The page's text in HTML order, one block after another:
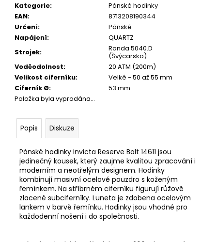
Kategorie:
Pánské hodinky
EAN:
8713208190344
Určení:
Pánské
Napájení:
QUARTZ
Strojek:
Ronda 5040.D
(Švýcarsko)
Voděodolnost:
20 ATM (200m)
Velikost ciferníku:
Velké - 50 až 55 mm
Ciferník Ø:
53 mm
Položka byla vyprodána…
Popis Diskuze
Pánské hodinky Invicta Reserve Bolt 14611 jsou
jedinečný kousek, který zaujme kvalitou zpracování i
moderním a neotřelým designem. Hodinky
kombinují masivní ocelové pouzdro s koženým
řemínkem. Na stříbrném ciferníku figurují růžově
zlacené subciferníky. Luneta je zdobena ocelovým
lankem v barvě řemínku. Hodinky jsou vhodné pro
každodenní nošení i do společnosti.